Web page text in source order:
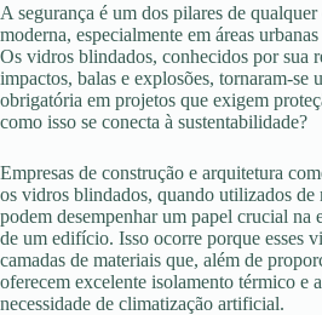
A segurança é um dos pilares de
moderna, especialmente em áreas
Os vidros blindados, conhecidos por sua
impactos, balas e explosões, tornaram-se
obrigatória em projetos que exigem
como isso se conecta à sustentabilidade?
Empresas de construção e arquitetura
os vidros blindados, quando utilizados de
podem desempenhar um papel crucial na
de um edifício. Isso ocorre porque esses
camadas de materiais que, além de
oferecem excelente isolamento térmico e
necessidade de climatização artificial.